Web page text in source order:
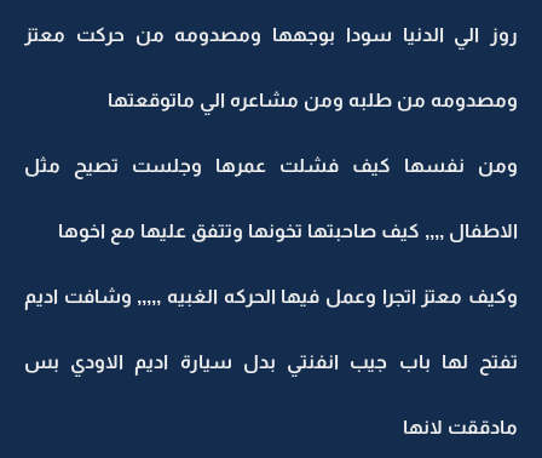
روز الي الدنيا سودا بوجهها ومصدومه من حركت معتز
ومصدومه من طلبه ومن مشاعره الي ماتوقعتها
ومن نفسها كيف فشلت عمرها وجلست تصيح مثل
الاطفال ,,,, كيف صاحبتها تخونها وتتفق عليها مع اخوها
وكيف معتز اتجرا وعمل فيها الحركه الغبيه ,,,,, وشافت اديم
تفتح لها باب جيب انفنتي بدل سيارة اديم الاودي بس
مادققت لانها